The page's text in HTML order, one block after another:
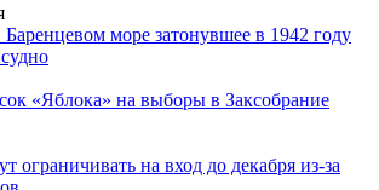
море затонувшее в 1942 году
«Яблока» на выборы в Заксобрание
ограничивать на вход до декабря из-за